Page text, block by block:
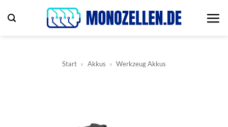
Inhalt
Start » Akkus » Werkzeug Akkus